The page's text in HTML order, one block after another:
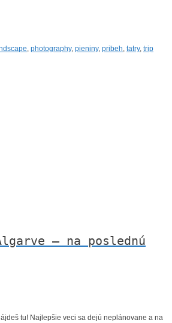
, photography, pieniny, pribeh, tatry, trip
– na poslednú
tu! Najlepšie veci sa dejú neplánovane a na